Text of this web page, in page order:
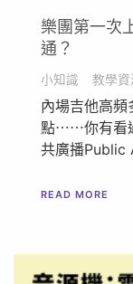
樂團第一次
通？
小知識 教學資
內場吉他高
點⋯⋯你有看
共廣播Public
READ MORE